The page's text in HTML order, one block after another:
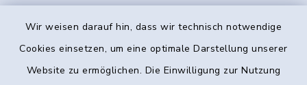
Wir weisen darauf hin, dass wir technisch notwendige
Cookies einsetzen, um eine optimale Darstellung unserer
Website zu ermöglichen. Die Einwilligung zur Nutzung
Kontakt